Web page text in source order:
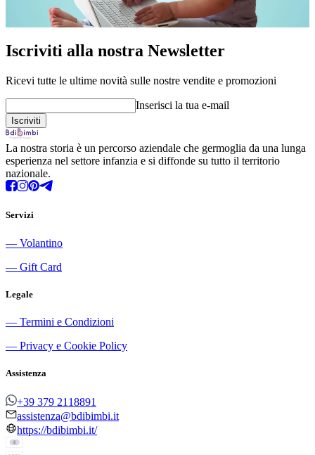
Iscriviti alla nostra Newsletter
Ricevi tutte le ultime novità sulle nostre vendite e promozioni
Inserisci la tua e-mail
La nostra storia è un percorso aziendale che germoglia da una lunga
esperienza nel settore infanzia e si diffonde su tutto il territorio
nazionale.
Servizi
― Volantino
― Gift Card
Legale
― Termini e Condizioni
― Privacy e Cookie Policy
Assistenza
+39 379 2118891
assistenza@bdibimbi.it
https://bdibimbi.it/